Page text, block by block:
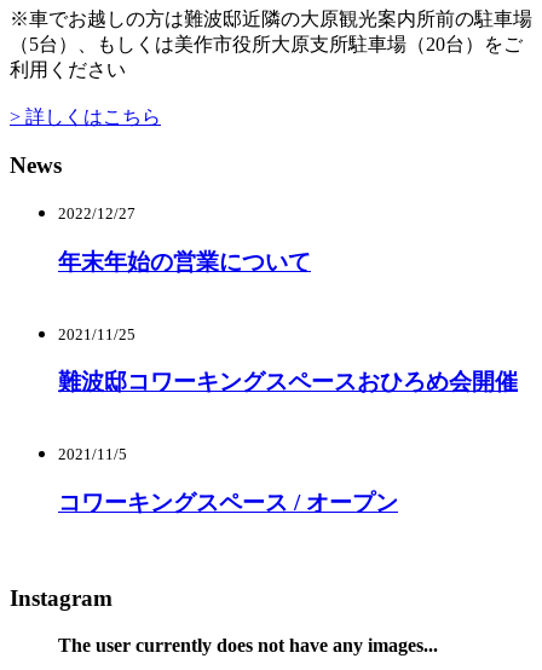
※車でお越しの方は難波邸近隣の大原観光案内所前の駐車場
（5台）、もしくは美作市役所大原支所駐車場（20台）をご
利用ください
> 詳しくはこちら
News
2022/12/27
年末年始の営業について
2021/11/25
難波邸コワーキングスペースおひろめ会開催
2021/11/5
コワーキングスペース / オープン
Instagram
The user currently does not have any images...